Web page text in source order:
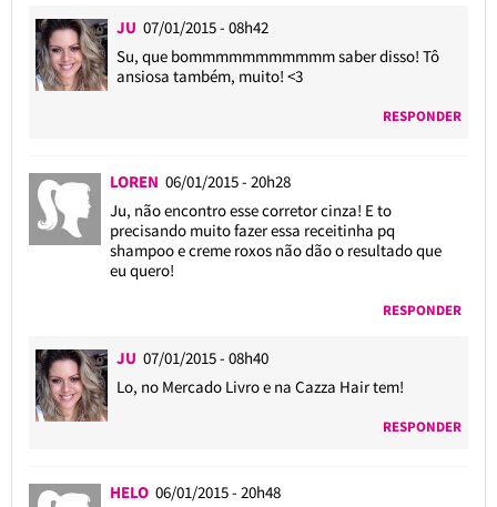
JU 07/01/2015 - 08h42
Su, que bommmmmmmmmmm saber disso! Tô
ansiosa também, muito! <3
RESPONDER
LOREN 06/01/2015 - 20h28
Ju, não encontro esse corretor cinza! E to
precisando muito fazer essa receitinha pq
shampoo e creme roxos não dão o resultado que
eu quero!
RESPONDER
JU 07/01/2015 - 08h40
Lo, no Mercado Livro e na Cazza Hair tem!
RESPONDER
HELO 06/01/2015 - 20h48